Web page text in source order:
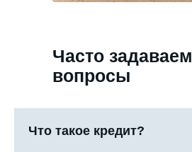
Часто
вопросы
Что такое кредит?